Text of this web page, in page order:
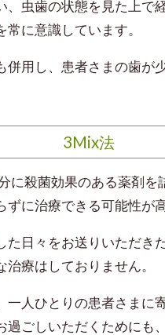
、虫歯の状態を見た上で
に意識しています。
用し、患者さまの歯が
3Mix法
に殺菌効果のある薬剤
に治療できる可能性が
日々をお送りいただき
療はしておりません。
人ひとりの患者さまに
ごしいただくためにも